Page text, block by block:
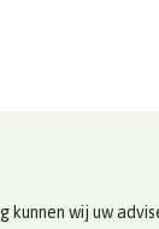
kunnen wij uw